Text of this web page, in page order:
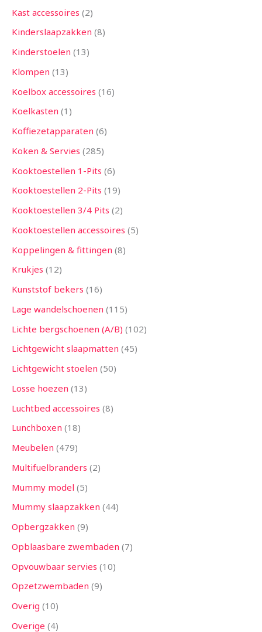
Kast accessoires 2
Kinderslaapzakken 8
Kinderstoelen 13
Klompen 13
Koelbox accessoires 16
Koelkasten 1
Koffiezetapparaten 6
Koken & Servies 285
Kooktoestellen 1-Pits 6
Kooktoestellen 2-Pits 19
Kooktoestellen 3/4 Pits 2
Kooktoestellen accessoires 5
Koppelingen & fittingen 8
Krukjes 12
Kunststof bekers 16
Lage wandelschoenen 115
Lichte bergschoenen (A/B) 102
Lichtgewicht slaapmatten 45
Lichtgewicht stoelen 50
Losse hoezen 13
Luchtbed accessoires 8
Lunchboxen 18
Meubelen 479
Multifuelbranders 2
Mummy model 5
Mummy slaapzakken 44
Opbergzakken 9
Opblaasbare zwembaden 7
Opvouwbaar servies 10
Opzetzwembaden 9
Overig 10
Overige 4